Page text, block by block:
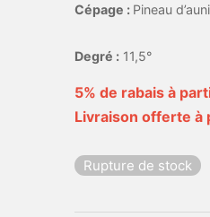
Cépage : Pineau
Degré : 11,5°
5% de rabais à
Livraison offerte à
Rupture de stock